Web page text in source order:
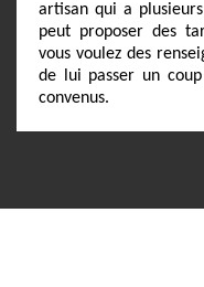
artisan qui a
peut proposer des
vous voulez des
de lui passer un
convenus.